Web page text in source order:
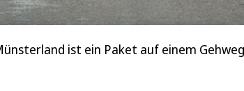
ist ein Paket auf einem